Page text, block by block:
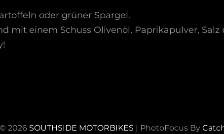
oder grüner Spargel.
mit einem Schuss Olivenöl, Paprikapulver,
2026 SOUTHSIDE MOTORBIKES | PhotoFocus By